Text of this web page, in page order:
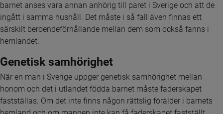
barnet anses vara annan anhörig till paret i Sverige och att de
ingått i samma hushåll. Det måste i så fall även finnas ett
särskilt beroendeförhållande mellan dem som också fanns i
hemlandet.
Genetisk samhörighet
När en man i Sverige uppger genetisk samhörighet mellan
honom och det i utlandet födda barnet måste faderskapet
fastställas. Om det inte finns någon rättslig förälder i barnets